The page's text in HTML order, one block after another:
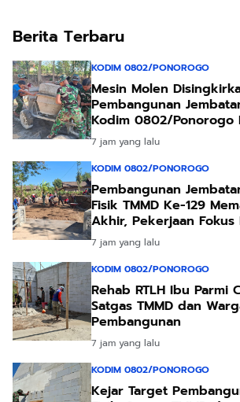
Berita Terbaru
KODIM 0802/PONOROGO
Mesin Molen
Pembangunan
Kodim 0802/Ponorogo
Akhir
7 jam yang lalu
KODIM 0802/PONOROGO
Pembangunan
Fisik TMMD Ke-129
Akhir, Pekerjaan Fokus
Pendukung Jembatan
7 jam yang lalu
KODIM 0802/PONOROGO
Rehab RTLH Ibu Parmi
Satgas TMMD dan
Pembangunan
7 jam yang lalu
KODIM 0802/PONOROGO
Kejar Target